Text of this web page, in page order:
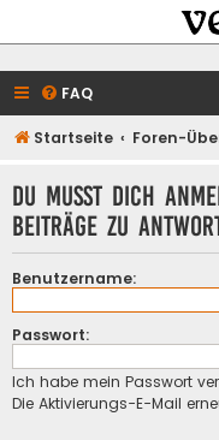
FAQ
Startseite Foren-
Du musst dich
Beiträge zu
Benutzername:
Passwort:
Ich habe mein Passwort
Die Aktivierungs-E-Mail